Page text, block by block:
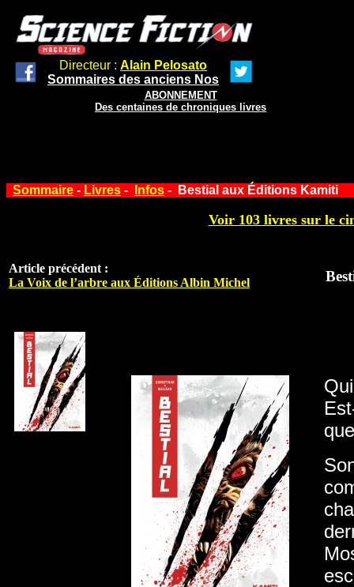
Directeur : Alain Pelosato
Sommaires des anciens Nos
ABONNEMENT
Des centaines de chroniques livres
Sommaire - Livres - Infos - Bestial aux Éditions Kamiti
Voir 103 livres sur le
Article précédent :
La Voix de l’arbre aux Éditions Albin Michel